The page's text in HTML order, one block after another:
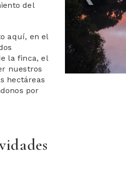
del
aquí, en el
la finca, el
nuestros
hectáreas
por